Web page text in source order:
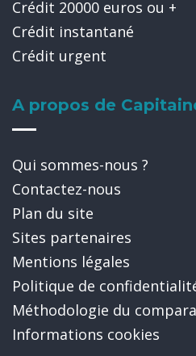
Crédit 20000 euros ou +
Crédit instantané
Crédit urgent
A propos de
Qui sommes-nous ?
Contactez-nous
Plan du site
Sites partenaires
Mentions légales
Politique de
Méthodologie du
Informations cookies